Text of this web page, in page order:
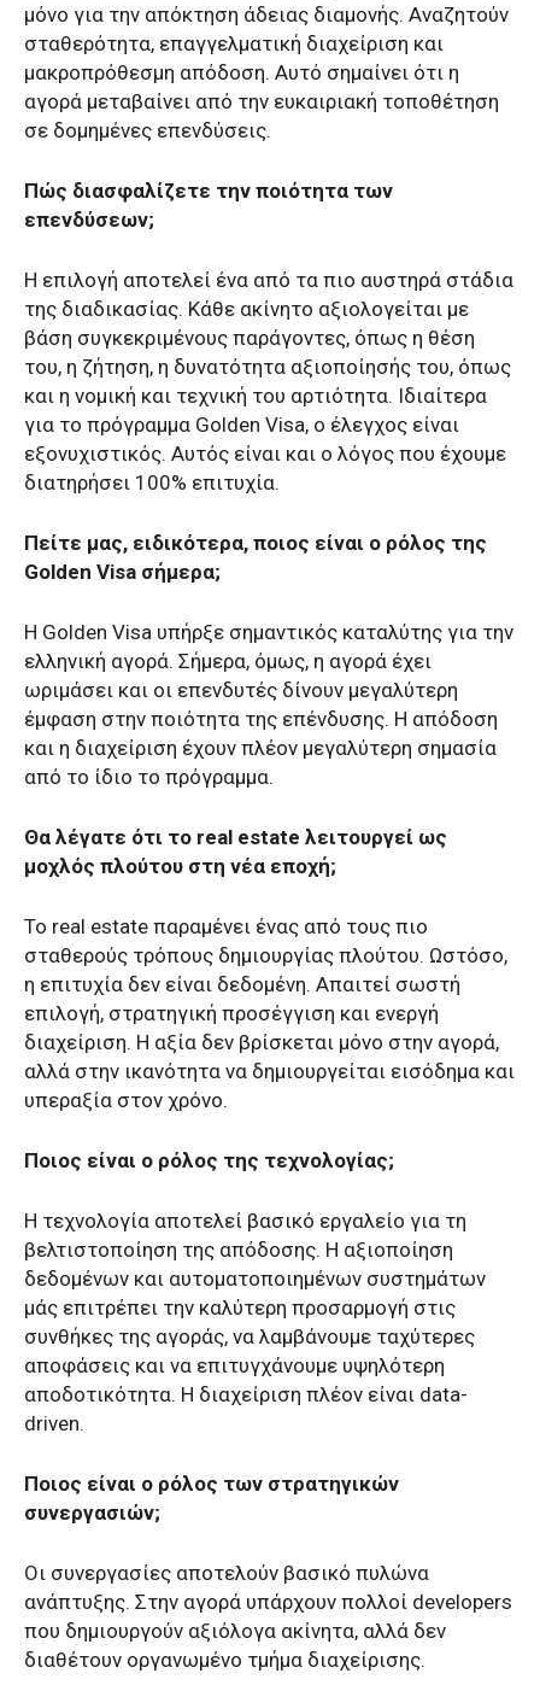
μόνο για την απόκτηση άδειας διαμονής. Αναζητούν
σταθερότητα, επαγγελματική διαχείριση και
μακροπρόθεσμη απόδοση. Αυτό σημαίνει ότι η
αγορά μεταβαίνει από την ευκαιριακή τοποθέτηση
σε δομημένες επενδύσεις.
Πώς διασφαλίζετε την ποιότητα των
επενδύσεων;
Η επιλογή αποτελεί ένα από τα πιο αυστηρά στάδια
της διαδικασίας. Κάθε ακίνητο αξιολογείται με
βάση συγκεκριμένους παράγοντες, όπως η θέση
του, η ζήτηση, η δυνατότητα αξιοποίησής του, όπως
και η νομική και τεχνική του αρτιότητα. Ιδιαίτερα
για το πρόγραμμα Golden Visa, ο έλεγχος είναι
εξονυχιστικός. Αυτός είναι και ο λόγος που έχουμε
διατηρήσει 100% επιτυχία.
Πείτε μας, ειδικότερα, ποιος είναι ο ρόλος της
Golden Visa σήμερα;
Η Golden Visa υπήρξε σημαντικός καταλύτης για την
ελληνική αγορά. Σήμερα, όμως, η αγορά έχει
ωριμάσει και οι επενδυτές δίνουν μεγαλύτερη
έμφαση στην ποιότητα της επένδυσης. Η απόδοση
και η διαχείριση έχουν πλέον μεγαλύτερη σημασία
από το ίδιο το πρόγραμμα.
Θα λέγατε ότι το real estate λειτουργεί ως
μοχλός πλούτου στη νέα εποχή;
Το real estate παραμένει ένας από τους πιο
σταθερούς τρόπους δημιουργίας πλούτου. Ωστόσο,
η επιτυχία δεν είναι δεδομένη. Απαιτεί σωστή
επιλογή, στρατηγική προσέγγιση και ενεργή
διαχείριση. Η αξία δεν βρίσκεται μόνο στην αγορά,
αλλά στην ικανότητα να δημιουργείται εισόδημα και
υπεραξία στον χρόνο.
Ποιος είναι ο ρόλος της τεχνολογίας;
Η τεχνολογία αποτελεί βασικό εργαλείο για τη
βελτιστοποίηση της απόδοσης. Η αξιοποίηση
δεδομένων και αυτοματοποιημένων συστημάτων
μάς επιτρέπει την καλύτερη προσαρμογή στις
συνθήκες της αγοράς, να λαμβάνουμε ταχύτερες
αποφάσεις και να επιτυγχάνουμε υψηλότερη
αποδοτικότητα. Η διαχείριση πλέον είναι data-
driven.
Ποιος είναι ο ρόλος των στρατηγικών
συνεργασιών;
Οι συνεργασίες αποτελούν βασικό πυλώνα
ανάπτυξης. Στην αγορά υπάρχουν πολλοί developers
που δημιουργούν αξιόλογα ακίνητα, αλλά δεν
διαθέτουν οργανωμένο τμήμα διαχείρισης.